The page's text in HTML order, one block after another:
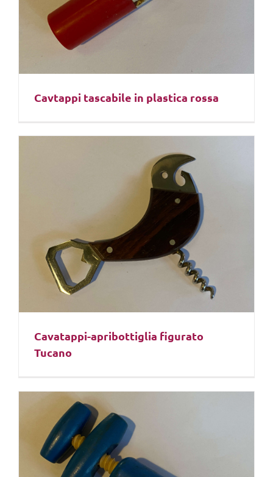
Cavtappi tascabile in plastica rossa
Cavatappi-apribottiglia figurato
Tucano